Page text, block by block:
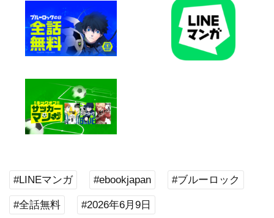
#LINEマンガ #ebookjapan #ブルーロック
#全話無料 #2026年6月9日